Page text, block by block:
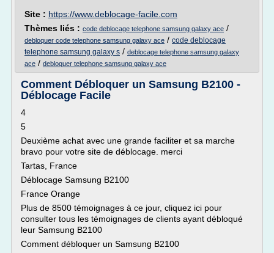
Site : https://www.deblocage-facile.com
Thèmes liés : code deblocage telephone samsung galaxy ace /
debloquer code telephone samsung galaxy ace / code deblocage
telephone samsung galaxy s / deblocage telephone samsung galaxy
ace / debloquer telephone samsung galaxy ace
Comment Débloquer un Samsung B2100 -
Déblocage Facile
4
5
Deuxième achat avec une grande faciliter et sa marche
bravo pour votre site de déblocage. merci
Tartas, France
Déblocage Samsung B2100
France Orange
Plus de 8500 témoignages à ce jour, cliquez ici pour
consulter tous les témoignages de clients ayant débloqué
leur Samsung B2100
Comment débloquer un Samsung B2100